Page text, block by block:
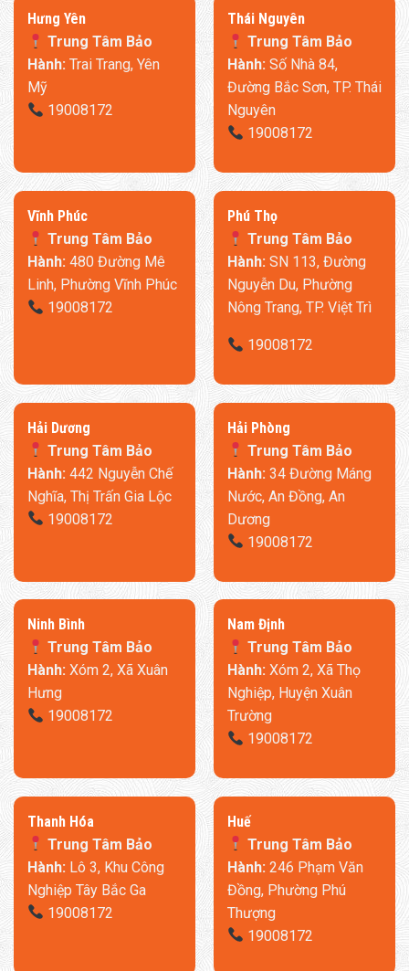
Thời gian làm việc và điều chỉnh các chế độ trở nên dễ dàng
hơn bao giờ hết với các nút bấm đơn giản, được tinh chỉnh để
đảm bảo sự thuận tiện tối đa. Không còn phải loay hoay với
các cài đặt phức tạp, Mijia 3 mang đến trải nghiệm thao tác
trơn tru và thú vị.
Với Máy tạo độ ẩm Xiaomi Mijia 3, bạn không chỉ đang đầu tư
vào một thiết bị tạo ẩm thông thường, mà còn có một người
bạn đồng hành trong việc bảo vệ sức khỏe và tạo ra một môi
trường sống lý tưởng.
​Hưng Yên
Trung Tâm Bảo
Hành:Trai Trang, Yên
Mỹ
19008172
Thái Nguyên
Trung Tâm Bảo
Hành:Số Nhà 84,
Đường Bắc Sơn, TP. Thái
Nguyên
19008172
​Vĩnh Phúc
Trung Tâm Bảo
Hành:480 Đường Mê
Linh, Phường Vĩnh Phúc
19008172
​Phú Thọ
Trung Tâm Bảo
Hành:SN 113, Đường
Nguyễn Du, Phường
Nông Trang, TP. Việt Trì
19008172
​Hải Dương
Trung Tâm Bảo
Hành: 442 Nguyễn Chế
Nghĩa, Thị Trấn Gia Lộc
19008172
​Hải Phòng
Trung Tâm Bảo
Hành: 34 Đường Máng
Nước, An Đồng, An
Dương
19008172
Ninh Bình
Trung Tâm Bảo
Hành:Xóm 2, Xã Xuân
Hưng
19008172
​Nam Định
Trung Tâm Bảo
Hành:Xóm 2, Xã Thọ
Nghiệp, Huyện Xuân
Trường
19008172
Thanh Hóa
Trung Tâm Bảo
Hành:Lô 3, Khu Công
Nghiệp Tây Bắc Ga
19008172
​Huế
Trung Tâm Bảo
Hành:246 Phạm Văn
Đồng, Phường Phú
Thượng
19008172